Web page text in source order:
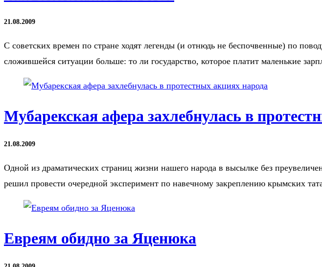
21.08.2009
С советских времен по стране ходят легенды (и отнюдь не беспочвенные) по
сложившейся ситуации больше: то ли государство, которое платит маленькие
Мубарекская афера захлебнулась в
21.08.2009
Одной из драматических страниц жизни нашего народа в высылке без
решил провести очередной эксперимент по навечному закреплению крымских
Евреям обидно за Яценюка